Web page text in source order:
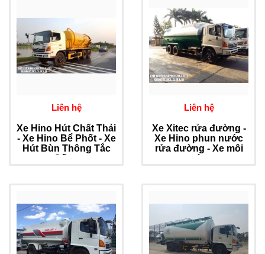
Liên hệ
Xe Hino Hút Chất Thải
- Xe Hino Bể Phốt - Xe
Hút Bùn Thông Tắc
Cống
Liên hệ
Xe Xitec rửa đường -
Xe Hino phun nước
rửa đường - Xe môi
trường